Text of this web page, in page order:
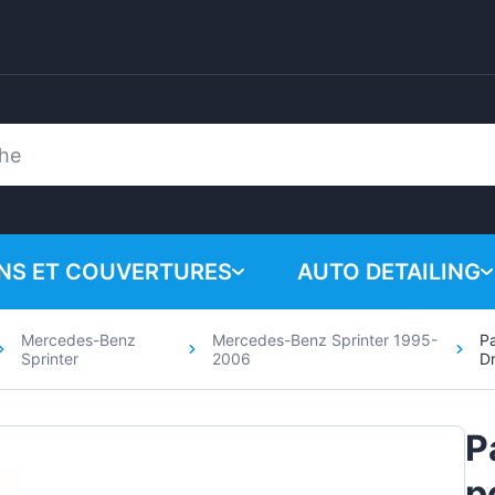
Votre
ET COUVERTURES AUTO DETAILING
Produits chimiques
Système de
Mercedes-Benz
Sprinter
Mercedes-Benz Sprinter 1995-
2006